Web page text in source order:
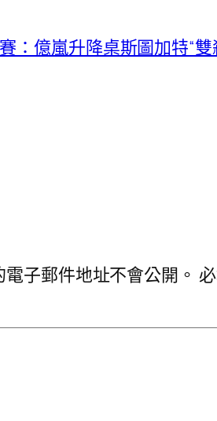
：億嵐升降桌斯圖加特“雙
子郵件地址不會公開。